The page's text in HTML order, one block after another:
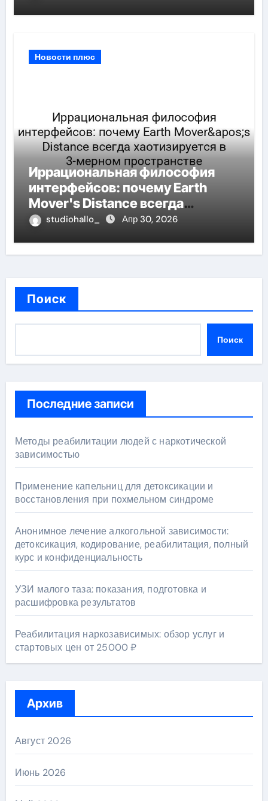
Новости плюс
Иррациональная философия
интерфейсов: почему Earth
Mover's Distance всегда
хаотизируется в 3-мерном
studiohallo_ Апр 30, 2026
Поиск
Поиск
Последние записи
Методы реабилитации людей с наркотической
зависимостью
Применение капельниц для детоксикации и
восстановления при похмельном синдроме
Анонимное лечение алкогольной зависимости:
детоксикация, кодирование, реабилитация, полный
курс и конфиденциальность
УЗИ малого таза: показания, подготовка и
расшифровка результатов
Реабилитация наркозависимых: обзор услуг и
стартовых цен от 25000 ₽
Архив
Август 2026
Июнь 2026